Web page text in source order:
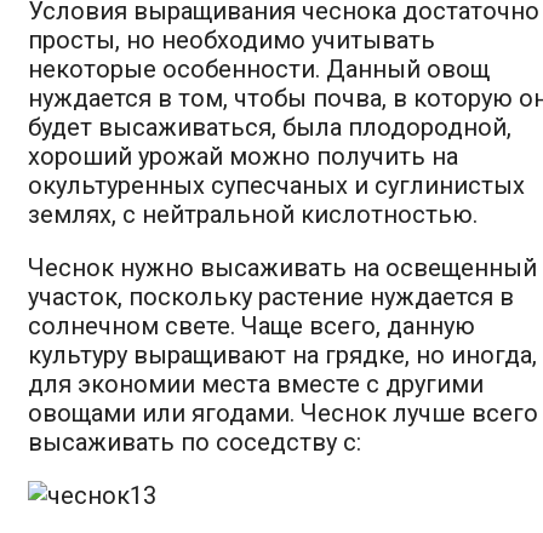
Условия выращивания чеснока достаточно
просты, но необходимо учитывать
некоторые особенности. Данный овощ
нуждается в том, чтобы почва, в которую
будет высаживаться, была плодородной,
хороший урожай можно получить на
окультуренных супесчаных и суглинистых
землях, с нейтральной кислотностью.
Чеснок нужно высаживать на освещенный
участок, поскольку растение нуждается в
солнечном свете. Чаще всего, данную
культуру выращивают на грядке, но иногда,
для экономии места вместе с другими
овощами или ягодами. Чеснок лучше всего
высаживать по соседству с: